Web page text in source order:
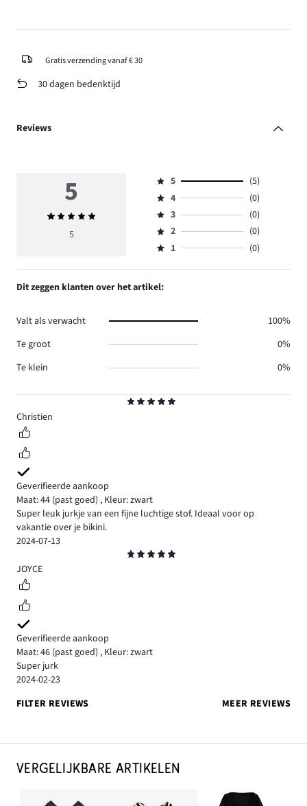
Gratis verzending vanaf € 30
30 dagen bedenktijd
Reviews
5
Christien
Geverifieerde aankoop
Maat: 44 (past goed) , Kleur: zwart
Super leuk jurkje van een fijne luchtige stof. Ideaal voor op
vakantie over je bikini.
2024-07-13
5
JOYCE
Geverifieerde aankoop
Maat: 46 (past goed) , Kleur: zwart
Super jurk
2024-02-23
FILTER REVIEWS
MEER REVIEWS
5
Gemiddelde
beoordeling
5
Beoordeling
5,
aantal
reviews
5.
5
(5)
Beoordeling
4,
aantal
reviews
4
(0)
Beoordeling
3,
aantal
3
(0)
Beoordeling
2,
0.
2
(0)
Beoordeling
1,
aantal
reviews
1 (0)
Dit zeggen klanten over het artikel:
Valt als verwacht
100%
Te groot
0%
Te klein
0%
VERGELIJKBARE ARTIKELEN